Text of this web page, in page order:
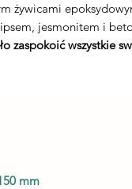
żywicami
jesmonitem i
zaspokoić wszystkie
mm